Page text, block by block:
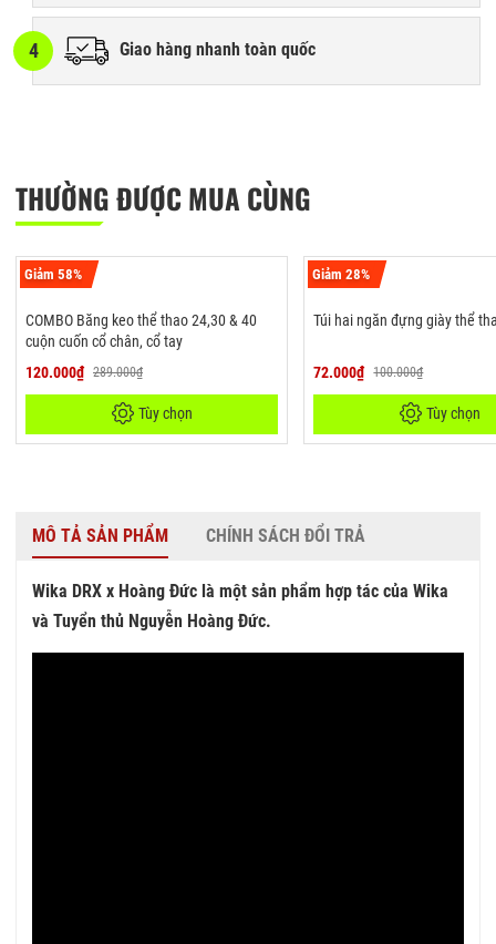
4 Giao hàng nhanh toàn quốc
THƯỜNG ĐƯỢC MUA CÙNG
Giảm 58%
COMBO Băng keo thể thao 24,30 & 40
cuộn cuốn cổ chân, cổ tay
120.000₫ 289.000₫
Tùy chọn
Giảm 28%
Túi hai ngăn đựng giày thể
72.000₫ 100.000₫
Tùy chọn
MÔ TẢ SẢN PHẨM CHÍNH SÁCH ĐỔI TRẢ
Wika DRX x Hoàng Đức là một sản phẩm hợp tác của Wika
và Tuyển thủ Nguyễn Hoàng Đức.